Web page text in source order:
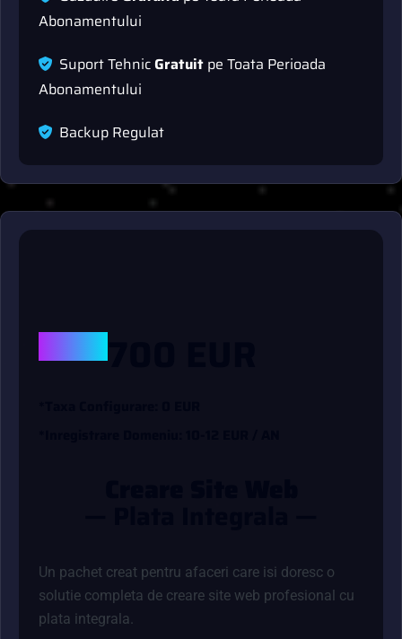
Abonamentului
SuportTehnicGratuit pe Toata Perioada
Abonamentului
Backup Regulat
Un pachet creat pentru afaceri care isi doresc o
solutie completa de creare site web profesional cu
plata integrala.